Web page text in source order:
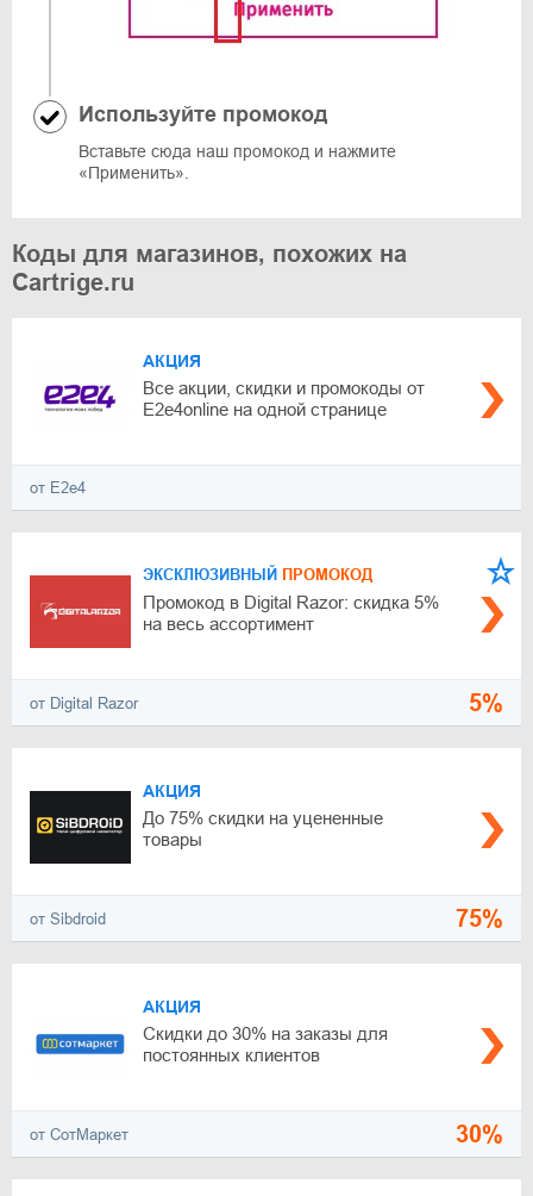
Используйте промокод
Вставьте сюда наш промокод и нажмите
«Применить».
Коды для магазинов, похожих на
Cartrige.ru
АКЦИЯ
Все акции, скидки и промокоды от
E2e4online на одной странице
от E2e4
ЭКСКЛЮЗИВНЫЙ ПРОМОКОД
Промокод в Digital Razor: скидка 5%
на весь ассортимент
от Digital Razor 5%
АКЦИЯ
До 75% скидки на уцененные
товары
от Sibdroid 75%
АКЦИЯ
Скидки до 30% на заказы для
постоянных клиентов
от СотМаркет 30%